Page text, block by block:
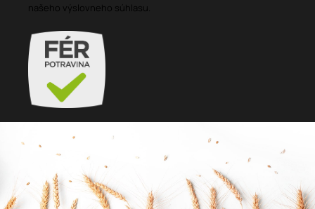
našeho výslovneho súhlasu.